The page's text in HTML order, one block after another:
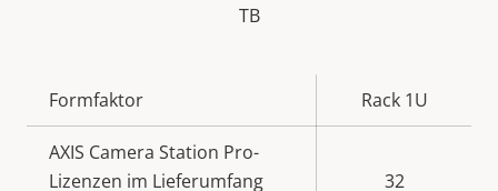
TB
Eigentumsbeschreibung Eigentumswert
Formfaktor Rack 1U
AXIS Camera Station Pro-
Lizenzen im Lieferumfang
32